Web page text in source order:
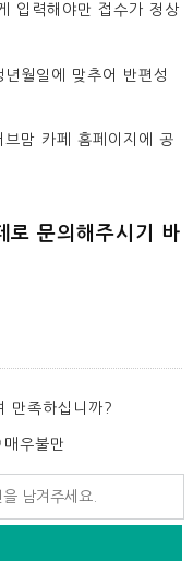
입력해야만 접수가 정상
월일에 맞추어 반편성
맘 카페 홈페이지에 공
로 문의해주시기 바
만족하십니까?
매우불만